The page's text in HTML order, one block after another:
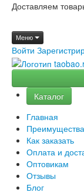
Доставляем
Меню
Войти
Каталог
Главная
Преимущества
Как заказать
Оплата и
Оптовикам
Отзывы
Блог